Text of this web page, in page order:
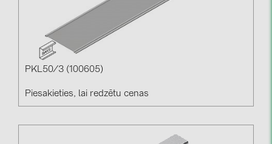
PKL50/3 (100605)
Piesakieties, lai redzētu cenas